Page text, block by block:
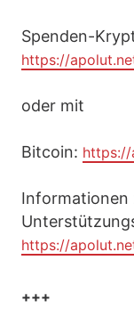
Spenden-
https://
oder mit
Bitcoin:
Informationen
https://
+++